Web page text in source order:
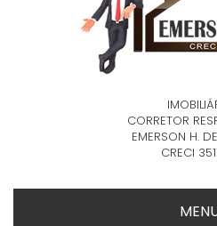
CORRETOR
EMERSON H.
CRECI